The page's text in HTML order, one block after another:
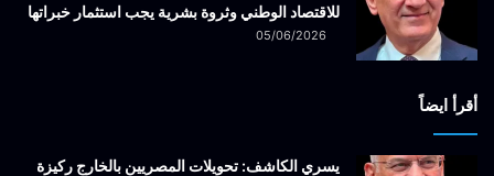
للاقتصاد الوطني وثروة بشرية يجب استثمار خبراتها
05/06/2026
أقرأ ايضاً
يسري الكاشف: تحويلات المصريين بالخارج ركيزة